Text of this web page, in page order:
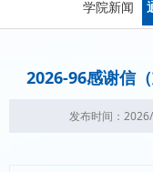
学院新闻
2026-96感谢信
发布时间：